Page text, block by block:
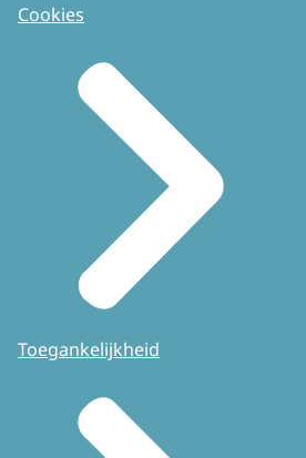
Cookies
Toegankelijkheid